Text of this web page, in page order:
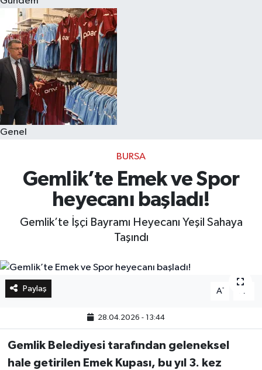
Genel
BURSA
Gemlik’te Emek ve Spor
heyecanı başladı!
Gemlik’te İşçi Bayramı Heyecanı Yeşil Sahaya
Taşındı
Paylaş A-
28.04.2026 - 13:44
Gemlik Belediyesi tarafından geleneksel
hale getirilen Emek Kupası, bu yıl 3. kez
Eğitim
Sağlık
Dünya
Magazin
Kültür & Sanat
Teknoloji
Bilim
Bilim, Teknoloji